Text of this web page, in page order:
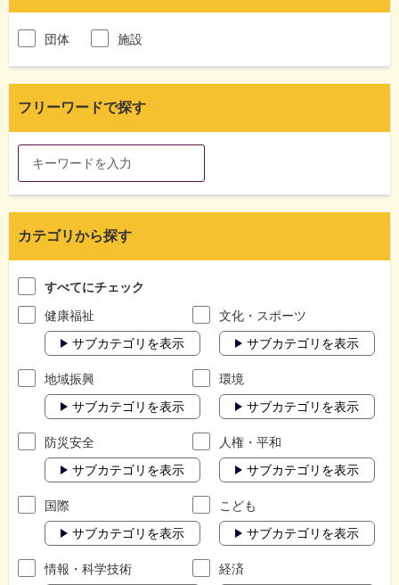
団体 施設
フリーワードで探す
カテゴリから探す
すべてにチェック
健康福祉
サブカテゴリを表示
文化・スポーツ
サブカテゴリを表示
地域振興
サブカテゴリを表示
環境
サブカテゴリを表示
防災安全
サブカテゴリを表示
人権・平和
サブカテゴリを表示
国際
サブカテゴリを表示
こども
サブカテゴリを表示
情報・科学技術
経済